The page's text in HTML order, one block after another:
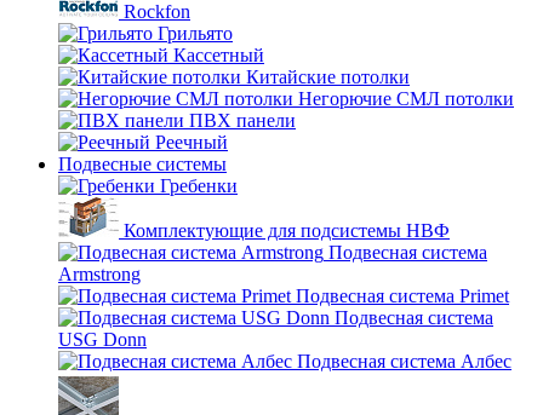
Rockfon
Грильято
Кассетный
Китайские потолки
Негорючие СМЛ потолки
ПВХ панели
Реечный
Подвесные системы
Гребенки
Комплектующие для подсистемы НВФ
Подвесная система
Armstrong
Подвесная система Primet
Подвесная система
USG Donn
Подвесная система Албес